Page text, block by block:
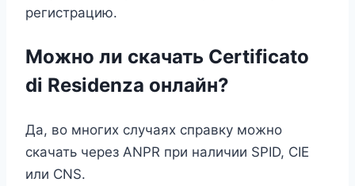
регистрацию.
Можно ли скачать Certificato
di Residenza онлайн?
Да, во многих случаях справку можно
скачать через ANPR при наличии SPID, CIE
или CNS.